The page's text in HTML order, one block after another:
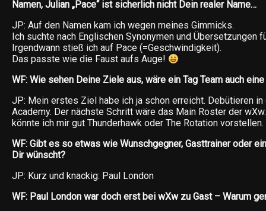
Namen, Julian „Pace“ ist sicherlich nicht Dein realer Name…
JP: Auf den Namen kam ich wegen meines Gimmicks.
Ich suchte nach Englischen Synonymen und Übersetzungen
Irgendwann stieß ich auf Pace (=Geschwindigkeit).
Das passte wie die Faust aufs Auge!
WF: Wie sehen Deine Ziele aus, wäre ein Tag Team auch
JP: Mein erstes Ziel habe ich ja schon erreicht. Debütieren
Academy. Der nächste Schritt wäre das Main Roster der
könnte ich mir gut Thunderhawk oder The Rotation vorstellen.
WF: Gibt es so etwas wie Wunschgegner, Gasttrainer oder
Dir wünscht?
JP: Kurz und knackig: Paul London
WF: Paul London war doch erst bei wXw zu Gast – Warum